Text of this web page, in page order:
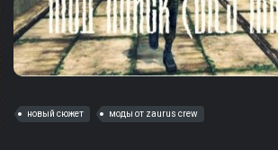
новый сюжет моды от zaurus crew